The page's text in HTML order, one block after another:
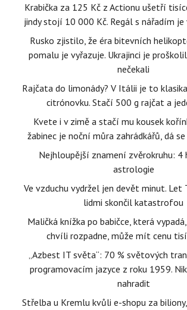
Krabička za 125 Kč z Actionu ušetří
jindy stojí 10 000 Kč. Regál s nářadím je
Rusko zjistilo, že éra bitevních
pomalu je vyřazuje. Ukrajinci je
nečekali
Rajčata do limonády? V Itálii je to
citrónovku. Stačí 500 g rajčat a
Kvete i v zimě a stačí mu kousek
žabinec je noční můra zahrádkářů, dá
Nejhloupější znamení zvěrokruhu: 4
astrologie
Ve vzduchu vydržel jen devět minut. Let
lidmi skončil katastrofou
Maličká knížka po babičce, která
chvíli rozpadne, může mít cenu
„Azbest IT světa“: 70 % světových
programovacím jazyce z roku 1959.
nahradit
Střelba u Kremlu kvůli e-shopu za